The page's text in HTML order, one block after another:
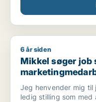
Mikkel søger job som
6 år siden
Mikkel søger job
salgschef
Jeg henvender mig til
ledig stilling som